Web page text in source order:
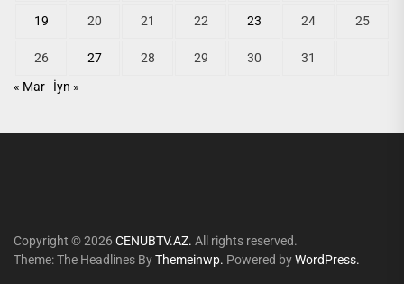
19 20 21 22 23 24 25
26 27 28 29 30
31
« Mar
İyn »
Copyright © 2026 CENUBTV.AZ. All rights reserved.
Theme: The Headlines ByThemeinwp. Powered byWordPress.